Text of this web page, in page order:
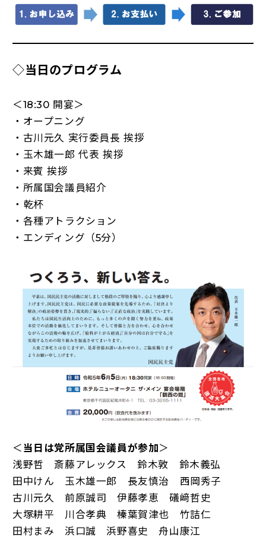
◇当日のプログラム
＜18:30 開宴＞
・オープニング
・古川元久 実行委員長 挨拶
・玉木雄一郎 代表 挨拶
・来賓 挨拶
・所属国会議員紹介
・乾杯
・各種アトラクション
・エンディング（5分）
＜ 当日は党所属国会議員が参加＞
浅野哲 斎藤アレックス 鈴木敦 鈴木義弘
田中けん 玉木雄一郎 長友慎治 西岡秀子
古川元久 前原誠司 伊藤孝恵 礒﨑哲史
大塚耕平 川合孝典 榛葉賀津也 竹詰仁
田村まみ 浜口誠 浜野喜史 舟山康江